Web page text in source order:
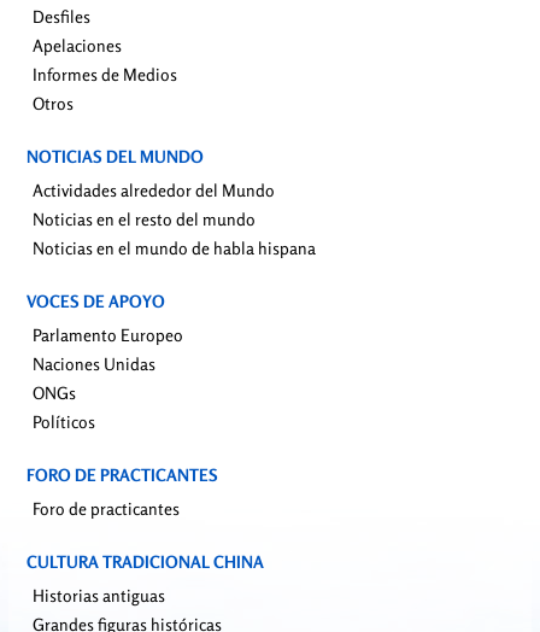
Desfiles
Apelaciones
Informes de Medios
Otros
NOTICIAS DEL MUNDO
Actividades alrededor del Mundo
Noticias en el resto del mundo
Noticias en el mundo de habla hispana
VOCES DE APOYO
Parlamento Europeo
Naciones Unidas
ONGs
Políticos
FORO DE PRACTICANTES
Foro de practicantes
CULTURA TRADICIONAL CHINA
Historias antiguas
Grandes figuras históricas